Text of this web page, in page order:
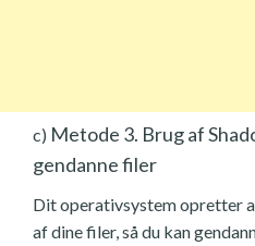
c) Metode 3. Brug af
gendanne filer
Dit operativsystem opretter
af dine filer, så du kan